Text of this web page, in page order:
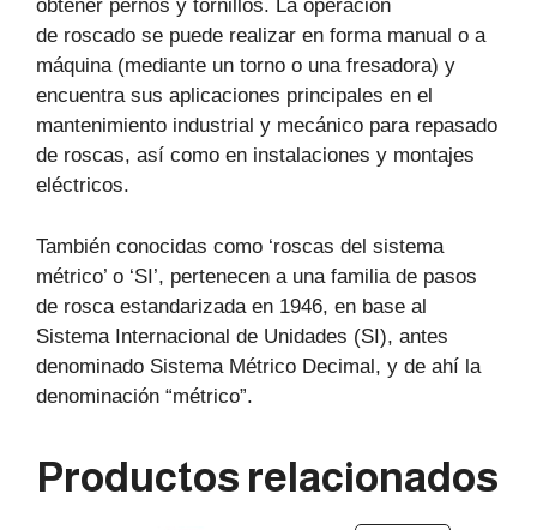
obtener pernos y tornillos. La operación
de roscado se puede realizar en forma manual o a
máquina (mediante un torno o una fresadora) y
encuentra sus aplicaciones principales en el
mantenimiento industrial y mecánico para repasado
de roscas, así como en instalaciones y montajes
eléctricos.
También conocidas como ‘roscas del sistema
métrico’ o ‘SI’, pertenecen a una familia de pasos
de rosca estandarizada en 1946, en base al
Sistema Internacional de Unidades (SI), antes
denominado Sistema Métrico Decimal, y de ahí la
denominación “métrico”.
Productos relacionados